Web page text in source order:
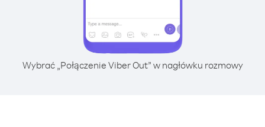
Wybrać „Połączenie Viber Out” w nagłówku rozmowy